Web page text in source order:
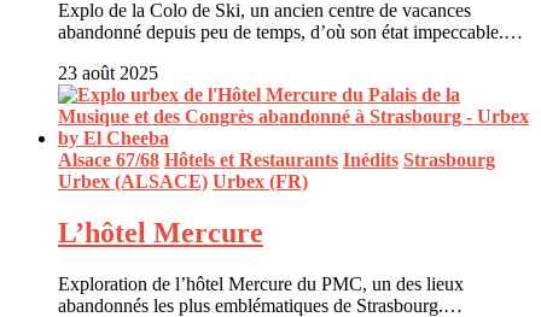
Explo de la Colo de Ski, un ancien centre de vacances
abandonné depuis peu de temps, d’où son état impeccable.…
23 août 2025
Alsace 67/68 Hôtels et Restaurants Inédits Strasbourg
Urbex (ALSACE) Urbex (FR)
L’hôtel Mercure
Exploration de l’hôtel Mercure du PMC, un des lieux
abandonnés les plus emblématiques de Strasbourg.…